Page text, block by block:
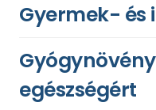
Gyermek- és
egészségért